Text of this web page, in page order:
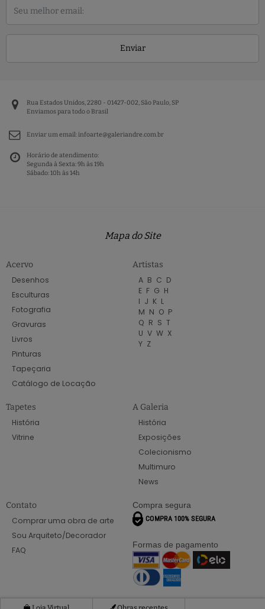
Enviar
Rua Estados Unidos, 2280 - 01427-002, São Paulo, SP
Enviamos para todo o Brasil
Enviar um email:infoarte@galeriandre.com.br
Horário de atendimento:
Segunda à Sexta: 9h às 19h
Sábado: 10h às 14h
Mapa do Site
Acervo
Desenhos
Esculturas
Fotografia
Gravuras
Livros
Pinturas
Tapeçaria
Catálogo de Locação
Artistas
A B C D
E F G H
I J K L
M N O P
Q R S T
U V W X
Y Z
Tapetes
História
Vitrine
A Galeria
História
Exposições
Colecionismo
Multimuro
News
Contato
Comprar uma obra de arte
Sou Arquiteto/Decorador
FAQ
Compra segura
Formas de pagamento